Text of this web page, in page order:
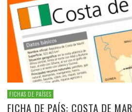
FICHAS DE PAÍSES
FICHA DE PAÍS: COSTA DE